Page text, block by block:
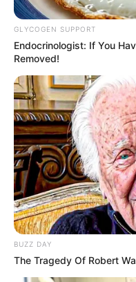
Ένας 15χρονος με
τραυμάτισε με
δομή φιλοξενίας
Τοpelop.gr
κινήθηκε με
GLYCOGEN SUPPORT
Endocrinologist: If You
Removed!
BUZZ DAY
The Tragedy Of Robert